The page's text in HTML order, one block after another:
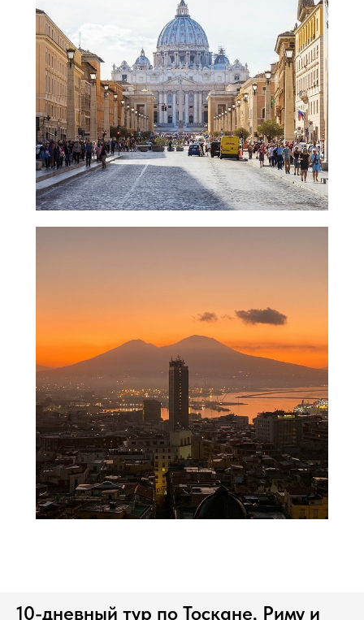
10-дневный тур по Тоскане, Риму и